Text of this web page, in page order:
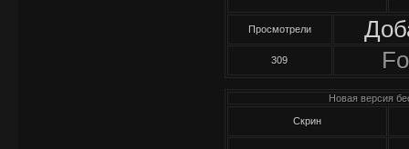
Просмотрели
309
Новая версия
Скрин